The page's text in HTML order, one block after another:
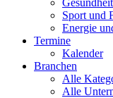
Sport und
Energie
Termine
Kalender
Branchen
Alle
Alle